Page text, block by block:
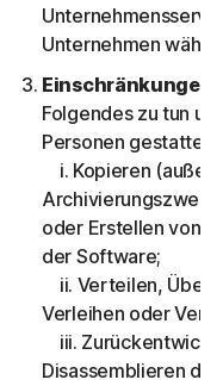
Unternehmen
Einschränkungen.
Folgendes zu tun
Personen gestatten:
i. Kopieren (außer
oder Erstellen von
der Software;
ii. Verteilen,
Verleihen oder
iii.
Disassemblieren